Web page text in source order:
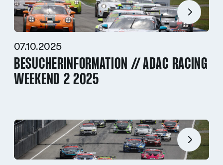
07.10.2025
BESUCHERINFORMATION // ADAC RACING
WEEKEND 2 2025